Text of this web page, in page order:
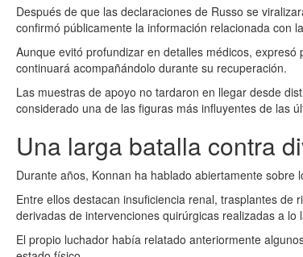
Después de que las declaraciones de Russo se
confirmó públicamente la información relacionada con
Aunque evitó profundizar en detalles médicos,
continuará acompañándolo durante su recuperación.
Las muestras de apoyo no tardaron en llegar desde
considerado una de las figuras más influyentes de las
Una larga batalla contra
Durante años, Konnan ha hablado abiertamente sobre
Entre ellos destacan insuficiencia renal, trasplantes
derivadas de intervenciones quirúrgicas realizadas a lo
El propio luchador había relatado anteriormente